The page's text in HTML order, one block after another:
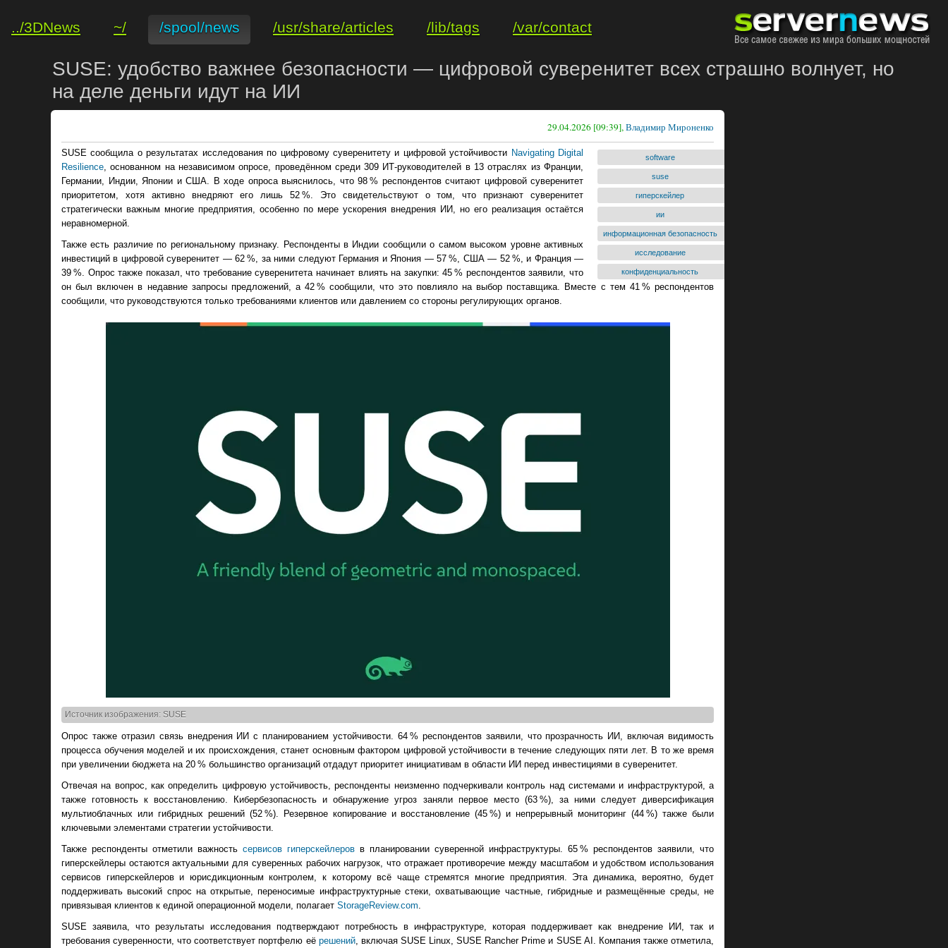
../3DNews ~/ /spool/news /usr/share/articles /lib/tags /var/contact
SUSE: удобство важнее безопасности — цифровой суверенитет всех страшно волнует, но
на деле деньги идут на ИИ
29.04.2026 [09:39],Владимир Мироненко
software
suse
гиперскейлер
ии
информационная безопасность
исследование
конфиденциальность
SUSE сообщила о результатах исследования по цифровому суверенитету и цифровой устойчивости Navigating Digital
Resilience, основанном на независимом опросе, проведённом среди 309 ИТ-руководителей в 13 отраслях из Франции,
Германии, Индии, Японии и США. В ходе опроса выяснилось, что 98 % респондентов считают цифровой суверенитет
приоритетом, хотя активно внедряют его лишь 52 %. Это свидетельствуют о том, что признают суверенитет
стратегически важным многие предприятия, особенно по мере ускорения внедрения ИИ, но его реализация остаётся
неравномерной.
Также есть различие по региональному признаку. Респонденты в Индии сообщили о самом высоком уровне активных
инвестиций в цифровой суверенитет — 62 %, за ними следуют Германия и Япония — 57 %, США — 52 %, и Франция —
39 %. Опрос также показал, что требование суверенитета начинает влиять на закупки: 45 % респондентов заявили, что
он был включен в недавние запросы предложений, а 42 % сообщили, что это повлияло на выбор поставщика. Вместе с тем 41 % респондентов
сообщили, что руководствуются только требованиями клиентов или давлением со стороны регулирующих органов.
Источник изображения: SUSE
Опрос также отразил связь внедрения ИИ с планированием устойчивости. 64 % респондентов заявили, что прозрачность ИИ, включая видимость
процесса обучения моделей и их происхождения, станет основным фактором цифровой устойчивости в течение следующих пяти лет. В то же время
при увеличении бюджета на 20 % большинство организаций отдадут приоритет инициативам в области ИИ перед инвестициями в суверенитет.
Отвечая на вопрос, как определить цифровую устойчивость, респонденты неизменно подчеркивали контроль над системами и инфраструктурой, а
также готовность к восстановлению. Кибербезопасность и обнаружение угроз заняли первое место (63 %), за ними следует диверсификация
мультиоблачных или гибридных решений (52 %). Резервное копирование и восстановление (45 %) и непрерывный мониторинг (44 %) также были
ключевыми элементами стратегии устойчивости.
Также респонденты отметили важность сервисов гиперскейлеров в планировании суверенной инфраструктуры. 65 % респондентов заявили, что
гиперскейлеры остаются актуальными для суверенных рабочих нагрузок, что отражает противоречие между масштабом и удобством использования
сервисов гиперскейлеров и юрисдикционным контролем, к которому всё чаще стремятся многие предприятия. Эта динамика, вероятно, будет
поддерживать высокий спрос на открытые, переносимые инфраструктурные стеки, охватывающие частные, гибридные и размещённые среды, не
привязывая клиентов к единой операционной модели, полагает StorageReview.com
SUSE заявила, что результаты исследования подтверждают потребность в инфраструктуре, которая поддерживает как внедрение ИИ, так и
требования суверенности, что соответствует портфелю её решений, включая SUSE Linux, SUSE Rancher Prime и SUSE AI. Компания также отметила,